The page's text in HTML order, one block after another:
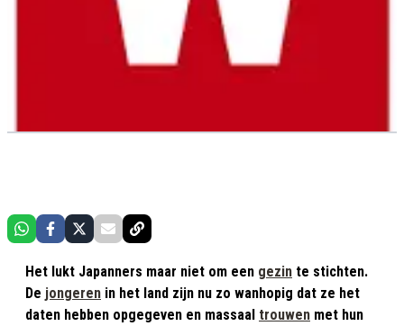
Het lukt Japanners maar niet om een gezin te stichten.
De jongeren in het land zijn nu zo wanhopig dat ze het
daten hebben opgegeven en massaal trouwen met hun